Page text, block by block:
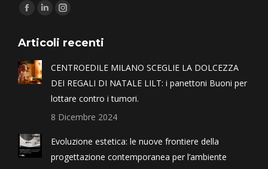
Find us on:
Articoli recenti
CENTROEDILE MILANO SCEGLIE LA DOLCEZZA
DEI REGALI DI NATALE LILT: i panettoni Buoni per
lottare contro i tumori.
8 Dicembre 2024
Evoluzione estetica: le nuove frontiere della
progettazione contemporanea per l’ambiente